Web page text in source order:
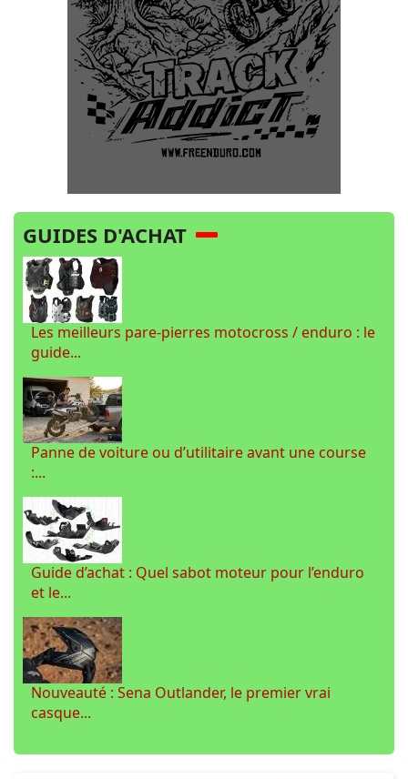
GUIDES D'ACHAT
Les meilleurs pare-pierres motocross / enduro : le
guide...
Panne de voiture ou d’utilitaire avant une course
:...
Guide d’achat : Quel sabot moteur pour l’enduro
et le...
Nouveauté : Sena Outlander, le premier vrai
casque...